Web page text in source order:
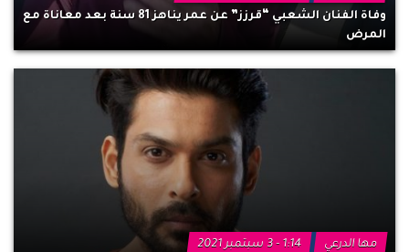
وفاة الفنان الشعبي “قرزز” عن عمر يناهز 81 سنة بعد معاناة مع
المرض
مها الدرعي
1:14 - 3 سبتمبر 2021